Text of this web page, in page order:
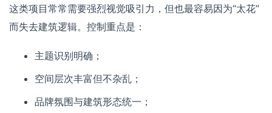
这类项目常常需要强烈视觉吸引力，但也最容易因为“太花”
而失去建筑逻辑。控制重点是：
主题识别明确；
空间层次丰富但不杂乱；
品牌氛围与建筑形态统一；